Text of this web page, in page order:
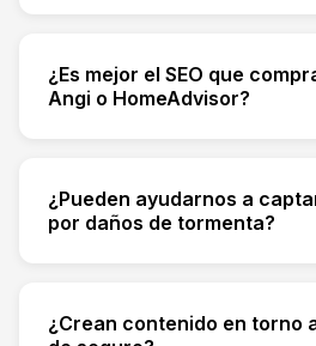
significativo en 2–4 meses.
mapa local suelen moverse
¿Es mejor el SEO que
Angi o HomeAdvisor?
y alquilados. El SEO
que se acumula y se abarata
el SEO.
¿Pueden ayudarnos a
por daños de tormenta?
reseñas recientes y páginas
¿Crean contenido en torno